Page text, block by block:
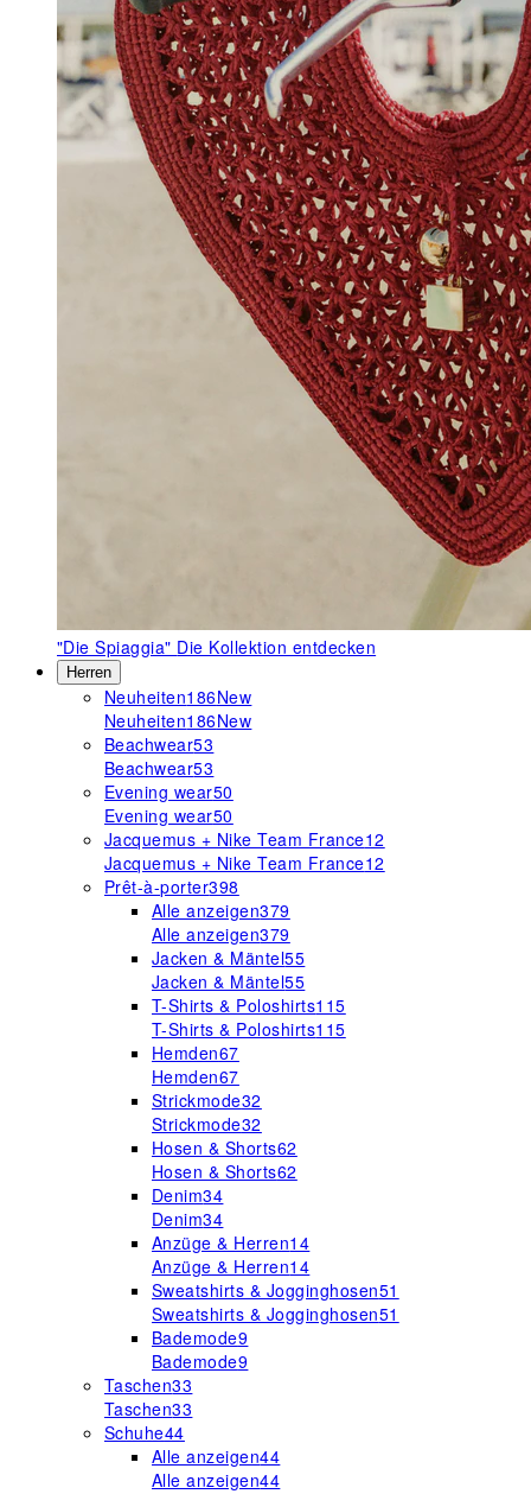
"Die Spiaggia" Die Kollektion entdecken
Herren
Neuheiten186New
Neuheiten186New
Beachwear53
Beachwear53
Evening wear50
Evening wear50
Jacquemus + Nike Team France12
Jacquemus + Nike Team France12
Prêt-à-porter398
Alle anzeigen379
Alle anzeigen379
Jacken & Mäntel55
Jacken & Mäntel55
T-Shirts & Poloshirts115
T-Shirts & Poloshirts115
Hemden67
Hemden67
Strickmode32
Strickmode32
Hosen & Shorts62
Hosen & Shorts62
Denim34
Denim34
Anzüge & Herren14
Anzüge & Herren14
Sweatshirts & Jogginghosen51
Sweatshirts & Jogginghosen51
Bademode9
Bademode9
Taschen33
Taschen33
Schuhe44
Alle anzeigen44
Alle anzeigen44